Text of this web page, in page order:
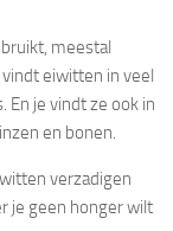
meestal
eiwitten in veel
En je vindt ze ook in
en bonen.
verzadigen
je geen honger wilt